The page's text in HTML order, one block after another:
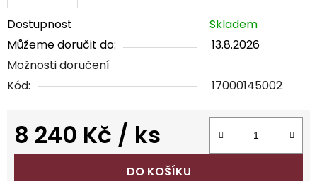
Dostupnost
Skladem
Můžeme doručit do:
13.8.2026
Možnosti doručení
Kód:
17000145002
8 240 Kč / ks
Měrná cena:
DO KOŠÍKU